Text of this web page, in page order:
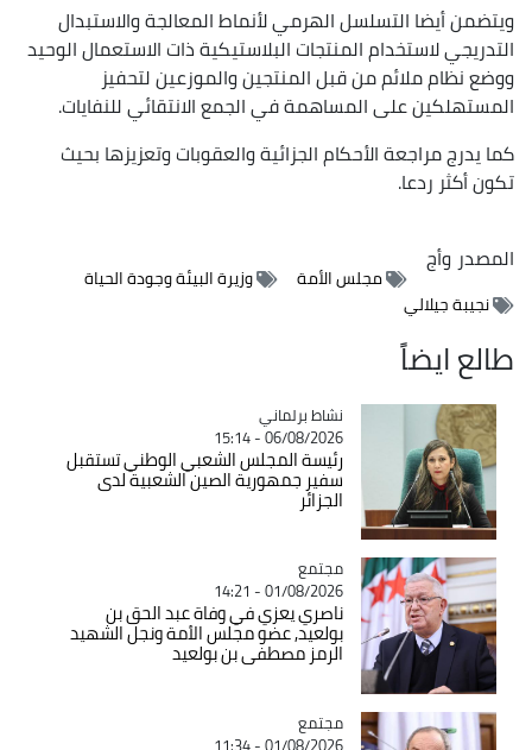
ويتضمن أيضا التسلسل الهرمي لأنماط المعالجة والاستبدال
التدريجي لاستخدام المنتجات البلاستيكية ذات الاستعمال الوحيد
ووضع نظام ملائم من قبل المنتجين والموزعين لتحفيز
المستهلكين على المساهمة في الجمع الانتقائي للنفايات.
كما يدرج مراجعة الأحكام الجزائية والعقوبات وتعزيزها بحيث
تكون أكثر ردعا.
المصدروأج
مجلس الأمة
وزيرة البيئة وجودة الحياة
نجيبة جيلالي
طالع ايضاً
Catégorie
نشاط برلماني
06/08/2026 - 15:14
رئيسة المجلس الشعبي الوطني تستقبل
سفير جمهورية الصين الشعبية لدى
الجزائر
Catégorie
مجتمع
01/08/2026 - 14:21
ناصري يعزي في وفاة عبد الحق بن
بولعيد, عضو مجلس الأمة ونجل الشهيد
الرمز مصطفى بن بولعيد
Catégorie
مجتمع